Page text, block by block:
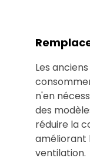
Les
n'en
des
réduire la
améliorant
ventilation.